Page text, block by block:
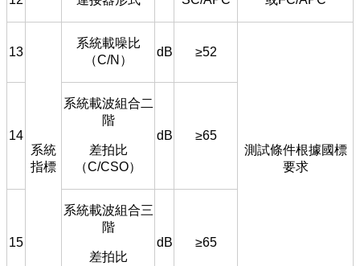
13
系統
指標
系統載噪比
（C/N ）
dB ≥52
測試條件根據國標
要求
14
系統載波組合二
階
差拍比
（C/CSO）
dB ≥65
15
系統載波組合三
階
差拍比
dB ≥65